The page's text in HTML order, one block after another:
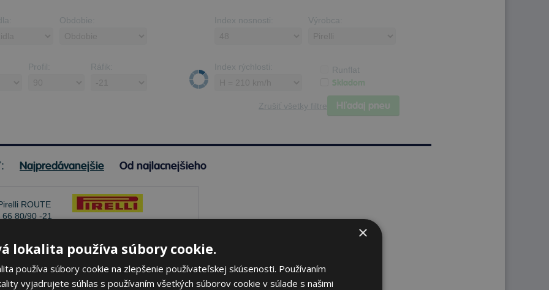
Obdobie: Index nosnosti: Výrobca:
Profil: Ráfik: Index rýchlosti: Runflat
Skladom
Zrušiť všetky filtre Hľadaj pneu
Najpredávanejšie Od najlacnejšieho
80/90 -21 48 H Predné
×
lokalita používa súbory cookie.
používa súbory cookie na zlepšenie používateľskej skúsenosti. Používaním
vyjadrujete súhlas s používaním všetkých súborov cookie v súlade s našimi